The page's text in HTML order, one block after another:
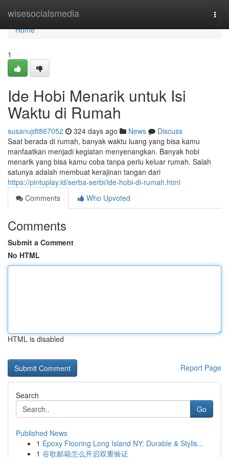
wisesocialsmedia
Home
Home
1
Ide Hobi Menarik untuk Isi
Waktu di Rumah
susanujdt867052 324 days ago News
Discuss
Saat berada di rumah, banyak waktu luang yang bisa kamu
manfaatkan menjadi kegiatan menyenangkan. Banyak hobi
menarik yang bisa kamu coba tanpa perlu keluar rumah. Salah
satunya adalah membuat kerajinan tangan dari
https://pintuplay.id/serba-serbi/ide-hobi-di-rumah.html
Comments
Who Upvoted
Comments
Submit a Comment
No HTML
HTML is disabled
Report Page
Search
Go
Published News
1 Epoxy Flooring Long Island NY: Durable & Stylis...
1 谷歌邮箱怎么开启双重验证